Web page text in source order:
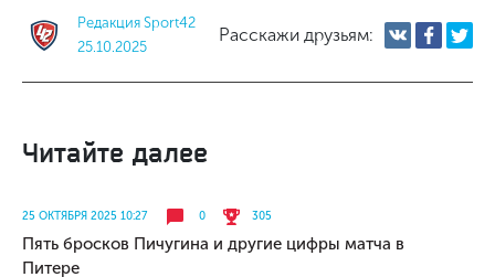
Редакция Sport42
25.10.2025
Расскажи друзьям:
Читайте далее
25 ОКТЯБРЯ 2025 10:27 0 305
Пять бросков Пичугина и другие цифры матча в
Питере